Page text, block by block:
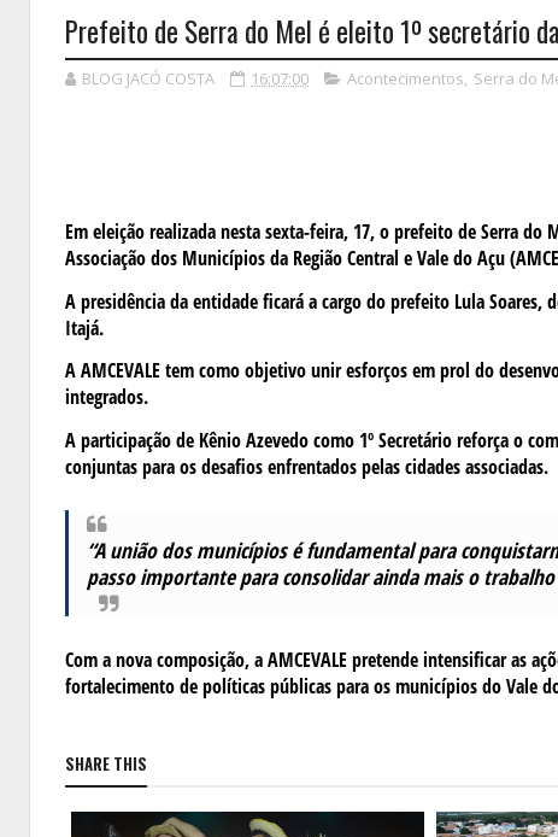
Prefeito de Serra do Mel é eleito 1º secretário da
BLOG JACÓ COSTA 16:07:00 Acontecimentos, Serra do
Em eleição realizada nesta sexta-feira, 17, o prefeito de Serra
Associação dos Municípios da Região Central e Vale do Açu
A presidência da entidade ficará a cargo do prefeito Lula Soares,
Itajá.
A AMCEVALE tem como objetivo unir esforços em prol do
integrados.
A participação de Kênio Azevedo como 1º Secretário reforça o
conjuntas para os desafios enfrentados pelas cidades associadas.
“A união dos municípios é fundamental para
passo importante para consolidar ainda mais o
Com a nova composição, a AMCEVALE pretende intensificar as
fortalecimento de políticas públicas para os municípios do Vale
SHARE THIS